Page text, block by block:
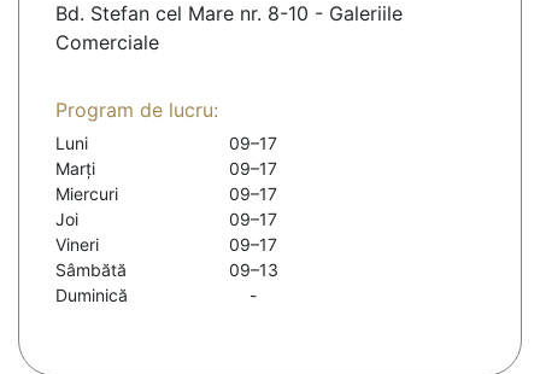
Bd. Stefan cel Mare nr. 8-10 - Galeriile
Comerciale
Program de lucru:
Luni
09–17
Marți
09–17
Miercuri
09–17
Joi
09–17
Vineri
09–17
Sâmbătă
09–13
Duminică
-